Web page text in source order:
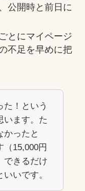
公開時と前日に
とにマイページ
不足を早めに把
た！という
います。た
かったと
（15,000円
できるだけ
いです。